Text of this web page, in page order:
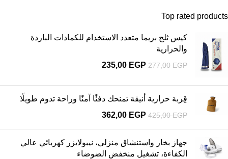
Top rated products
كيس ثلج بريما متعدد الاستخدام للكمادات الباردة
والحرارية
277,00EGP
235,00 EGP
قِربة حرارية أنيقة تمنحك دفئًا آمنًا وراحة تدوم طويلًا
425,00EGP
362,00 EGP
جهاز بخار واستنشاق منزلي، نيبولايزر كهربائي عالي
الكفاءة، تشغيل منخفض الضوضاء